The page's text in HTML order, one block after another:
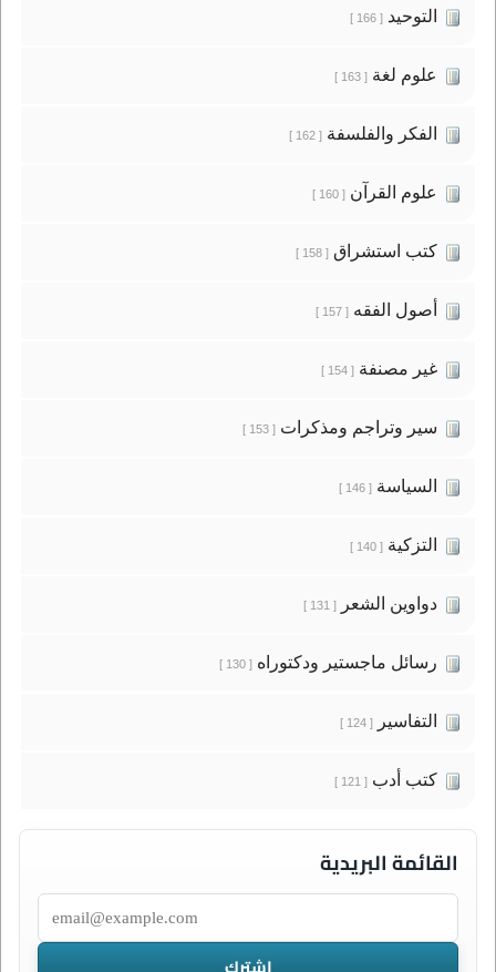
التوحيد[ 166 ]
علوم لغة[ 163 ]
الفكر والفلسفة[ 162 ]
علوم القرآن[ 160 ]
كتب استشراق[ 158 ]
أصول الفقه[ 157 ]
غير مصنفة[ 154 ]
سير وتراجم ومذكرات[ 153 ]
السياسة[ 146 ]
التزكية[ 140 ]
دواوين الشعر[ 131 ]
رسائل ماجستير ودكتوراه[ 130 ]
التفاسير[ 124 ]
كتب أدب[ 121 ]
القائمة البريدية